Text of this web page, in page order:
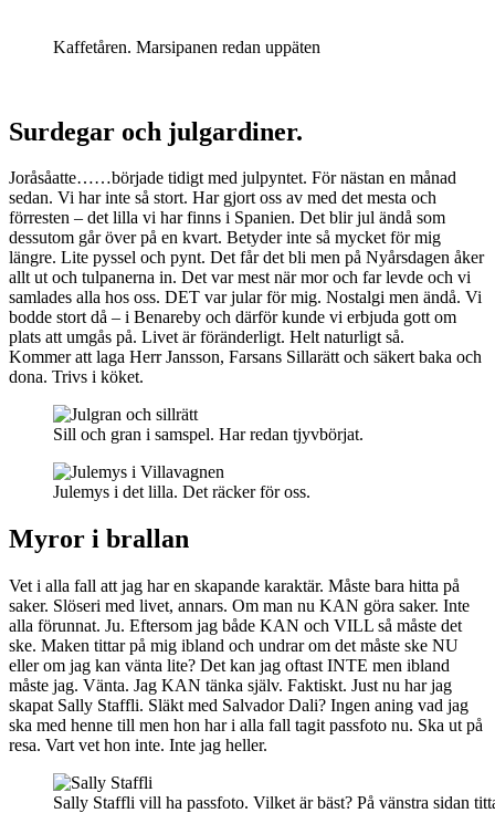
Kaffetåren. Marsipanen redan uppäten
Surdegar och julgardiner.
Joråsåatte……började tidigt med julpyntet. För nästan en månad
sedan. Vi har inte så stort. Har gjort oss av med det mesta och
förresten – det lilla vi har finns i Spanien. Det blir jul ändå som
dessutom går över på en kvart. Betyder inte så mycket för mig
längre. Lite pyssel och pynt. Det får det bli men på Nyårsdagen åker
allt ut och tulpanerna in. Det var mest när mor och far levde och vi
samlades alla hos oss. DET var jular för mig. Nostalgi men ändå. Vi
bodde stort då – i Benareby och därför kunde vi erbjuda gott om
plats att umgås på. Livet är föränderligt. Helt naturligt så.
Kommer att laga Herr Jansson, Farsans Sillarätt och säkert baka och
dona. Trivs i köket.
Sill och gran i samspel. Har redan tjyvbörjat.
Julemys i det lilla. Det räcker för oss.
Myror i brallan
Vet i alla fall att jag har en skapande karaktär. Måste bara hitta på
saker. Slöseri med livet, annars. Om man nu KAN göra saker. Inte
alla förunnat. Ju. Eftersom jag både KAN och VILL så måste det
ske. Maken tittar på mig ibland och undrar om det måste ske NU
eller om jag kan vänta lite? Det kan jag oftast INTE men ibland
måste jag. Vänta. Jag KAN tänka själv. Faktiskt. Just nu har jag
skapat Sally Staffli. Släkt med Salvador Dali? Ingen aning vad jag
ska med henne till men hon har i alla fall tagit passfoto nu. Ska ut på
resa. Vart vet hon inte. Inte jag heller.
Sally Staffli vill ha passfoto. Vilket är bäst? På vänstra sidan